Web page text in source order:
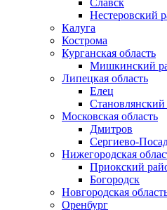
Нестеровский
Калуга
Кострома
Курганская область
Мишкинский
Липецкая область
Елец
Становлянский
Московская область
Дмитров
Сергиево-
Нижегородская
Приокский
Богородск
Новгородская
Оренбург